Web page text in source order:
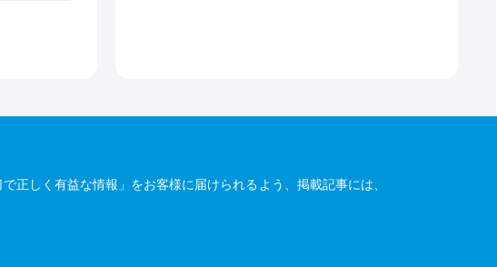
正しく有益な情報」をお客様に届けられるよう、掲載記事には、